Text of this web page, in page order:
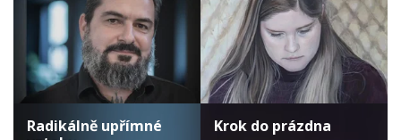
Radikálně upřímné
Krok do prázdna